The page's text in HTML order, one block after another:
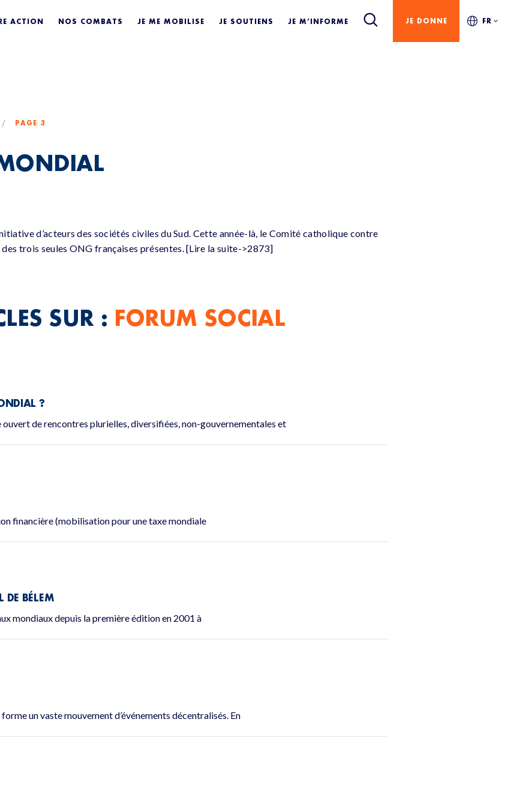
ACTION NOS COMBATS JE ME MOBILISE JE SOUTIENS JE M’INFORME JE DONNE FR
MONDIAL
/ PAGE 3
d’acteurs des sociétés civiles du Sud. Cette année-là, le Comité catholique contre
trois seules ONG françaises présentes. [Lire la suite->2873]
SUR : FORUM SOCIAL
?
ouvert de rencontres plurielles, diversifiées, non-gouvernementales et
financière (mobilisation pour une taxe mondiale
DE BÉLEM
mondiaux depuis la première édition en 2001 à
un vaste mouvement d’événements décentralisés. En